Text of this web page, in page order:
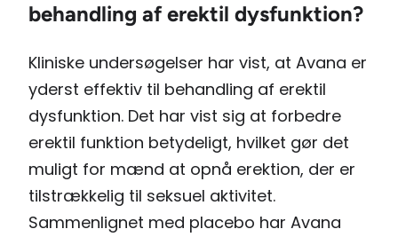
behandling af erektil dysfunktion?
Kliniske undersøgelser har vist, at Avana er
yderst effektiv til behandling af erektil
dysfunktion. Det har vist sig at forbedre
erektil funktion betydeligt, hvilket gør det
muligt for mænd at opnå erektion, der er
tilstrækkelig til seksuel aktivitet.
Sammenlignet med placebo har Avana